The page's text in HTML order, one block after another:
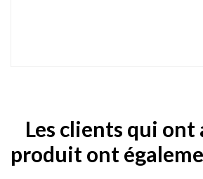
Les clients qui ont
produit ont